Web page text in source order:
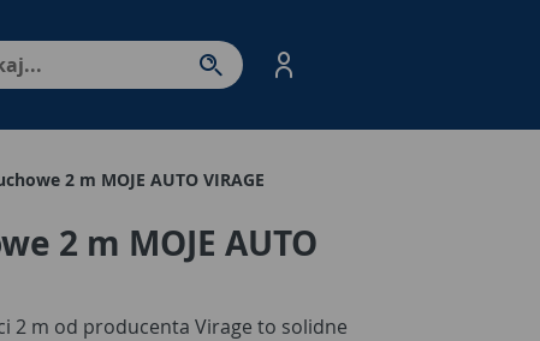
- przejdź do strony produktów. Spacja – otwórz/
2 m MOJE AUTO VIRAGE
2 m MOJE AUTO
2 m od producenta Virage to solidne